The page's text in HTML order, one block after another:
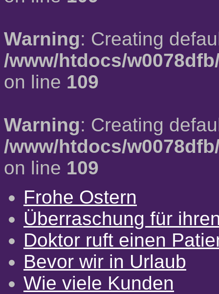
Warning: Creating
/www/htdocs/
on line 109
Warning: Creating
/www/htdocs/
on line 109
Frohe Ostern
Überraschung für
Doktor ruft einen
Bevor wir in Urlaub
Wie viele Kunden